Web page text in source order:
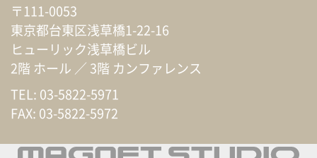
〒111-0053
東京都台東区浅草橋1-22-16
ヒューリック浅草橋ビル
2階 ホール ／ 3階 カンファレンス
TEL: 03-5822-5971
FAX: 03-5822-5972